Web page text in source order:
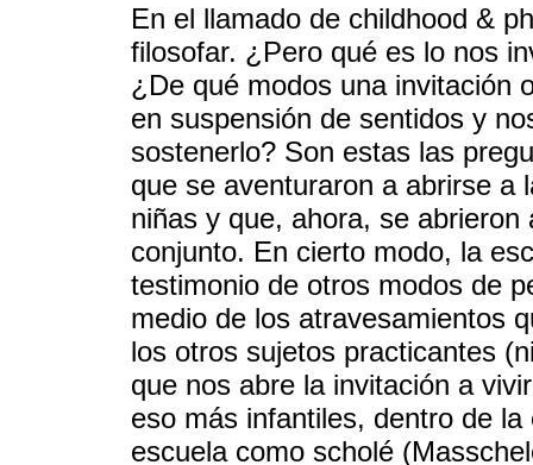
En el llamado de childhood &
filosofar. ¿Pero qué es lo nos
¿De qué modos una invitación
en suspensión de sentidos y
sostenerlo? Son estas las
que se aventuraron a abrirse a
niñas y que, ahora, se
conjunto. En cierto modo, la
testimonio de otros modos de
medio de los atravesamientos
los otros sujetos practicantes
que nos abre la invitación a
eso más infantiles, dentro de
escuela como scholé